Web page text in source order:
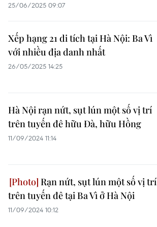
25/06/2025 09:07
Xếp hạng 21 di tích tại Hà Nội: Ba Vì
với nhiều địa danh nhất
26/05/2025 14:25
Hà Nội rạn nứt, sụt lún một số vị trí
trên tuyến đê hữu Đà, hữu Hồng
11/09/2024 11:14
Rạn nứt, sụt lún một số vị trí
trên tuyến đê tại Ba Vì ở Hà Nội
11/09/2024 10:12